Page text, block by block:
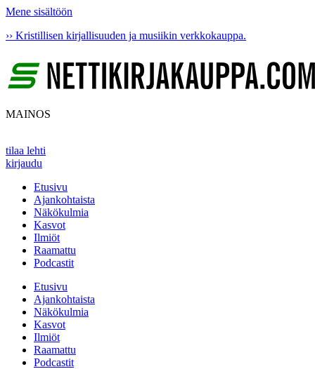
Mene sisältöön
›› Kristillisen kirjallisuuden ja musiikin verkkokauppa.
MAINOS
tilaa lehti
kirjaudu
Etusivu
Ajankohtaista
Näkökulmia
Kasvot
Ilmiöt
Raamattu
Podcastit
Etusivu
Ajankohtaista
Näkökulmia
Kasvot
Ilmiöt
Raamattu
Podcastit